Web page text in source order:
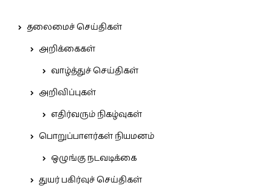
தலைமைச் செய்திகள்
அறிக்கைகள்
வாழ்த்துச் செய்திகள்
அறிவிப்புகள்
எதிர்வரும் நிகழ்வுகள்
பொறுப்பாளர்கள் நியமனம்
ஒழுங்கு நடவடிக்கை
துயர் பகிர்வுச் செய்திகள்